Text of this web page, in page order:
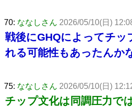
70: ななしさん 2026/05/10(日)
戦後にGHQによってチッ
れる可能性もあったんか
75: ななしさん 2026/05/10(日)
チップ文化は同調圧力で